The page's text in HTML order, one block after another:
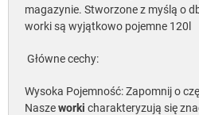
magazynie. Stworzone z myślą o
worki są wyjątkowo pojemne 120l
Główne cechy:
Wysoka Pojemność: Zapomnij o
Naszeworki charakteryzują się